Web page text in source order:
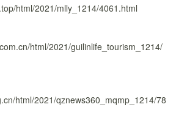
html/2021/mlly_1214/4061.html
html/2021/guilinlife_tourism_1214/
html/2021/qznews360_mqmp_1214/78